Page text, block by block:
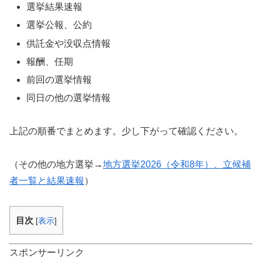
選挙結果速報
選挙公報、公約
供託金や没収点情報
報酬、任期
前回の選挙情報
同日の他の選挙情報
上記の順番でまとめます。少し下がって確認ください。
（その他の地方選挙→地方選挙2026（令和8年）、立候補
者一覧と結果速報 ）
目次 [表示]
スポンサーリンク